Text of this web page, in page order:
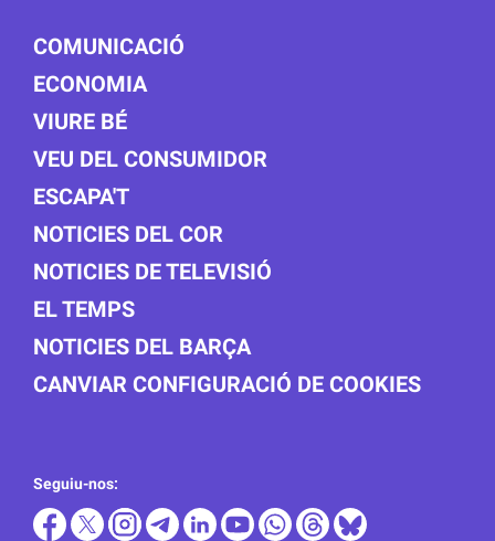
COMUNICACIÓ
ECONOMIA
VIURE BÉ
VEU DEL CONSUMIDOR
ESCAPA'T
NOTICIES DEL COR
NOTICIES DE TELEVISIÓ
EL TEMPS
NOTICIES DEL BARÇA
CANVIAR CONFIGURACIÓ DE COOKIES
Seguiu-nos: